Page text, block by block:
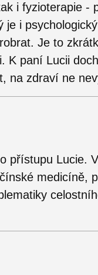
i fyzioterapie -
je i
Je to
K paní Lucii
na zdraví ne
přístupu Lucie.
medicíně,